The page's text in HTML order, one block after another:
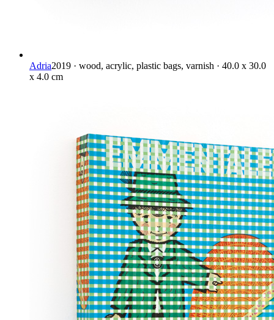
Adria2019 · wood, acrylic, plastic bags, varnish · 40.0 x 30.0
x 4.0 cm